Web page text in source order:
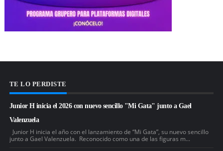
TE LO PERDISTE
Junior H inicia el 2026 con nuevo sencillo "Mi Gata" junto a Gael
Valenzuela
Junior H inicia el año con el lanzamiento de “Mi Gata”, su nuevo sencillo
junto a Gael Valenzuela. Reconocido como una de las figuras m...